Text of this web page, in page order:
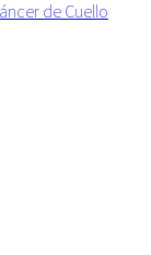
de Cuello